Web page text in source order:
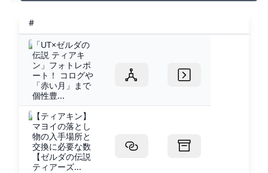
#
「UT×ゼルダの
伝説 ティアキ
ン」フォトレポ
ート！ コログや
「赤い月」まで
個性豊...
【ティアキン】
マヨイの落とし
物の入手場所と
交換に必要な数
【ゼルダの伝説
ティアーズ...